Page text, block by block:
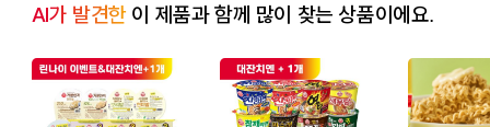
AI가 발견한 이 제품과 함께 많이 찾는 상품이에요.